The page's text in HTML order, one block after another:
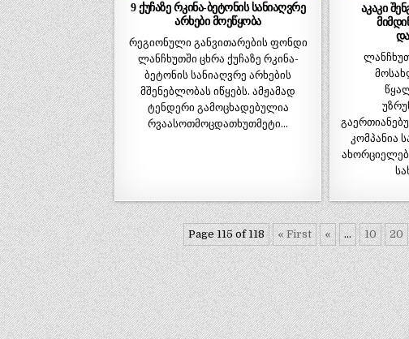
9 ქუჩაზე რკინა-ბეტონის სანიაღვრე
არხები მოეწყობა
რეგიონული განვითარების ფონდი
ლანჩხუთში ცხრა ქუჩაზე რკინა-
ბეტონის სანიაღვრე არხების
მშენებლობას იწყებს. ამჟამად
ტენდერი გამოცხადებულია
რვაასოთმოცდათხუთმეტი…
აკაკი
კომპანია
Page 115 of 118 « First « ... 10 20